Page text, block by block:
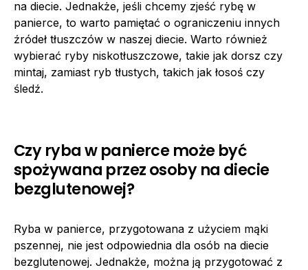
na diecie. Jednakże, jeśli chcemy zjeść rybę w
panierce, to warto pamiętać o ograniczeniu innych
źródeł tłuszczów w naszej diecie. Warto również
wybierać ryby niskotłuszczowe, takie jak dorsz czy
mintaj, zamiast ryb tłustych, takich jak łosoś czy
śledź.
Czy ryba w panierce może być
spożywana przez osoby na diecie
bezglutenowej?
Ryba w panierce, przygotowana z użyciem mąki
pszennej, nie jest odpowiednia dla osób na diecie
bezglutenowej. Jednakże, można ją przygotować z